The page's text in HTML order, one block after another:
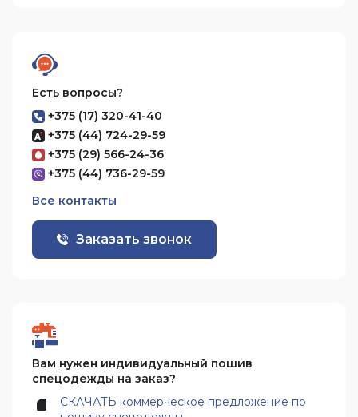
Есть вопросы?
+375 (17) 320-41-40
+375 (44) 724-29-59
+375 (29) 566-24-36
+375 (44) 736-29-59
Все контакты
Заказать звонок
Вам нужен индивидуальный пошив
спецодежды на заказ?
СКАЧАТЬ коммерческое предложение по